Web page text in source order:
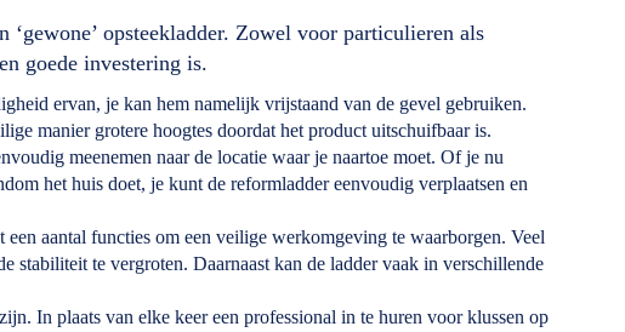
opsteekladder. Zowel voor particulieren als
goede investering is.
ervan, je kan hem namelijk vrijstaand van de gevel gebruiken.
manier grotere hoogtes doordat het product uitschuifbaar is.
meenemen naar de locatie waar je naartoe moet. Of je nu
het huis doet, je kunt de reformladder eenvoudig verplaatsen en
aantal functies om een veilige werkomgeving te waarborgen. Veel
stabiliteit te vergroten. Daarnaast kan de ladder vaak in verschillende
In plaats van elke keer een professional in te huren voor klussen op